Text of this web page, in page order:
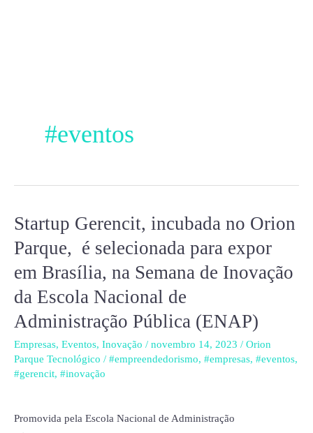
#eventos
Startup Gerencit, incubada no Orion
Parque, é selecionada para expor
em Brasília, na Semana de Inovação
da Escola Nacional de
Administração Pública (ENAP)
Empresas, Eventos, Inovação / novembro 14, 2023 / Orion
Parque Tecnológico / #empreendedorismo, #empresas, #eventos,
#gerencit, #inovação
Promovida pela Escola Nacional de Administração
Startup
incubada
no
Orion
Parque,
selecionada
para